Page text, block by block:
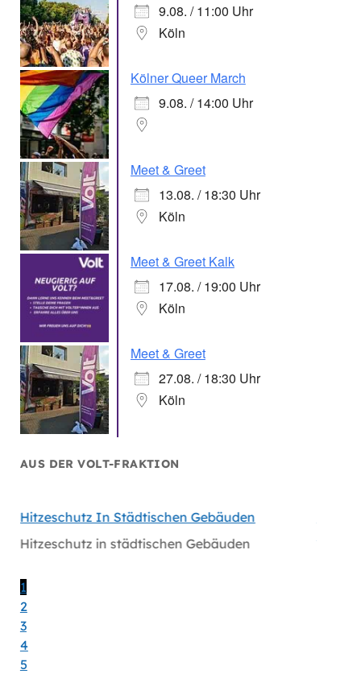
9.08. / 11:00 Uhr
Köln
Kölner Queer March
9.08. / 14:00 Uhr
Meet & Greet
13.08. / 18:30 Uhr
Köln
Meet & Greet Kalk
17.08. / 19:00 Uhr
Köln
Meet & Greet
27.08. / 18:30 Uhr
Köln
AUS DER VOLT-FRAKTION
Hitzeschutz In Städtischen Gebäuden
Hitzeschutz in städtischen Gebäuden
1
2
3
4
5